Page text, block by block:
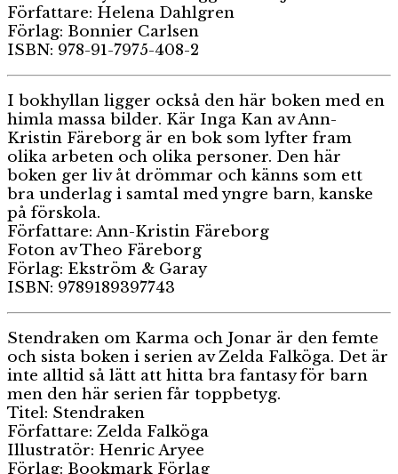
Författare: Helena Dahlgren
Förlag: Bonnier Carlsen
ISBN: 978-91-7975-408-2
I bokhyllan ligger också den här boken med en
himla massa bilder. Kär Inga Kan av Ann-
Kristin Färeborg är en bok som lyfter fram
olika arbeten och olika personer. Den här
boken ger liv åt drömmar och känns som ett
bra underlag i samtal med yngre barn, kanske
på förskola.
Författare: Ann-Kristin Färeborg
Foton av Theo Färeborg
Förlag: Ekström & Garay
ISBN: 9789189397743
Stendraken om Karma och Jonar är den femte
och sista boken i serien av Zelda Falköga. Det är
inte alltid så lätt att hitta bra fantasy för barn
men den här serien får toppbetyg.
Titel: Stendraken
Författare: Zelda Falköga
Illustratör: Henric Aryee
Förlag: Bookmark Förlag